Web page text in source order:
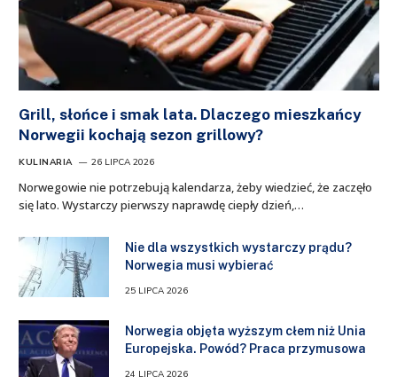
Grill, słońce i smak lata. Dlaczego mieszkańcy
Norwegii kochają sezon grillowy?
KULINARIA 26 LIPCA 2026
Norwegowie nie potrzebują kalendarza, żeby wiedzieć, że zaczęło
się lato. Wystarczy pierwszy naprawdę ciepły dzień,…
Nie dla wszystkich wystarczy prądu?
Norwegia musi wybierać
25 LIPCA 2026
Norwegia objęta wyższym cłem niż Unia
Europejska. Powód? Praca przymusowa
24 LIPCA 2026